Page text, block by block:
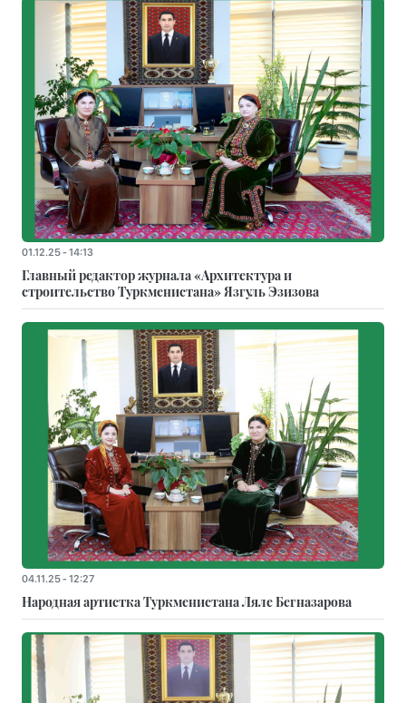
01.12.25 - 14:13
Главный редактор журнала «Архитектура и
строительство Туркменистана» Язгуль Эзизова
04.11.25 - 12:27
Народная артистка Туркменистана Ляле Бегназарова